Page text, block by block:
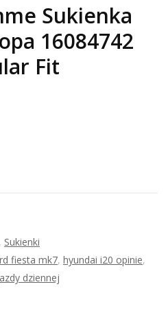
Sukienka
16084742
Fit
, Sukienki
fiesta mk7, hyundai i20 opinie,
dziennej